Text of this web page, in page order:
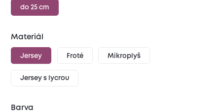
do 25 cm
Materiál
Jersey Froté Mikroplyš
Jersey s lycrou
Barva